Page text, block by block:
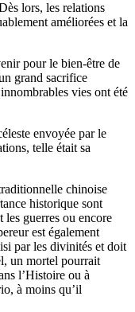
lors, les relations
améliorées et la
pour le bien-être de
grand sacrifice
vies ont été
envoyée par le
telle était sa
chinoise
historique sont
les guerres ou encore
est également
par les divinités et doit
un mortel pourrait
l’Histoire ou à
à moins qu’il